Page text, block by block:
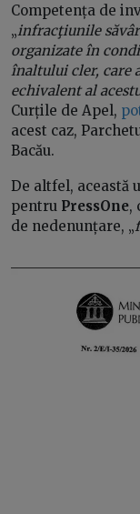
Competența de
„infracţiunile
organizate în
înaltului cler, care
echivalent al
Curțile de Apel,
acest caz,
Bacău.
De altfel, această
pentru PressOne,
de nedenunțare, „